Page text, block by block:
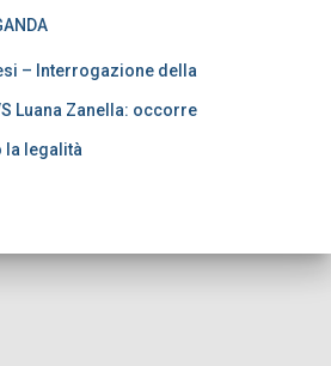
– Interrogazione della
Luana Zanella: occorre
la legalità